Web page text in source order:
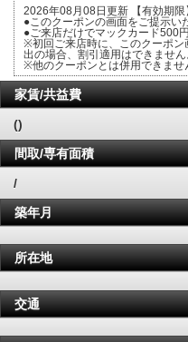
2026年08月08日更新 【有効期
●このクーポンの画面をご提示い
●ご来店だけでマックカード500
※初回ご来店時に、このクーポン
出の場合、割引適用はできません
※他のクーポンとは併用できませ
家賃/共益費
()
間取/専有面積
/
築年月
所在地
交通